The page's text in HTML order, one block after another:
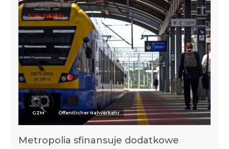
GZM Öffentlicher Nahverkehr
Metropolia sfinansuje dodatkowe